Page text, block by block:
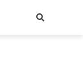
Buscar